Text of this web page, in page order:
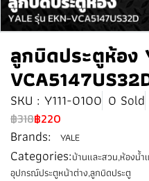
ลูกบิดประตูห้อง
SKU : Y111-0100 0 Sold
฿318฿220
Brands: YALE
Categories:บ้านและสวน,ห้องน้ำ
อุปกรณ์ประตูหน้าต่าง,ลูกบิดประตู